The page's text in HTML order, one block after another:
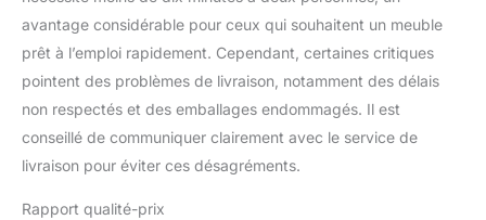
Blanc, Bleu, Gris, Beige,
Jaune, Pétrole,
Bordeaux. Expédié en 24
heures et livré dans un
emballage élégant, facile
à transporter. Livraison
au pied de l’immeuble.
Garanti par
avantage considérable pour ceux qui souhaitent un meuble
prêt à l’emploi rapidement. Cependant, certaines critiques
pointent des problèmes de livraison, notamment des délais
non respectés et des emballages endommagés. Il est
conseillé de communiquer clairement avec le service de
livraison pour éviter ces désagréments.
Rapport qualité-prix